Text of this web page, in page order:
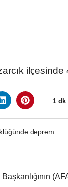
1 dk